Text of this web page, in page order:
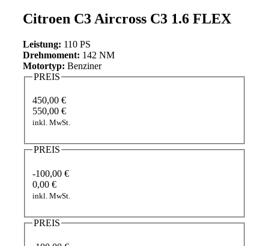
Citroen C3 Aircross C3 1.6 FLEX
Leistung: 110 PS
Drehmoment: 142 NM
Motortyp: Benziner
PREIS
450,00 €
550,00 €
inkl. MwSt.
PREIS
-100,00 €
0,00 €
inkl. MwSt.
PREIS